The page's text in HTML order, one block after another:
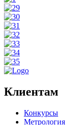
Клиентам
Конкурсы
Метрология